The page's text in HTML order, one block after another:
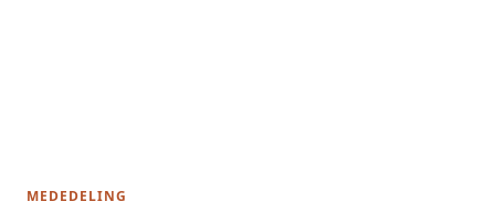
MEDEDELING